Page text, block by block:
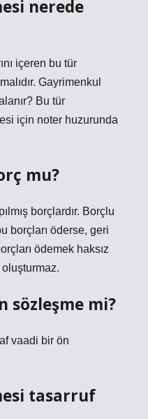
nerede
içeren bu tür
Gayrimenkul
Bu tür
için noter huzurunda
mu?
borçlardır. Borçlu
borçları öderse, geri
ödemek haksız
sözleşme mi?
vaadi bir ön
tasarruf